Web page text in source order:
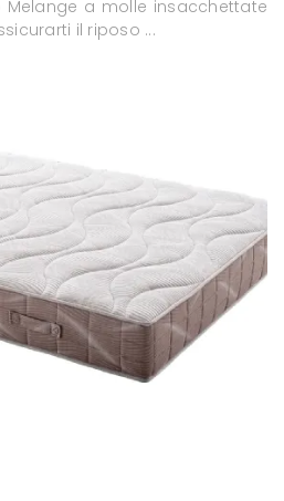
a molle insacchettate
il riposo ...